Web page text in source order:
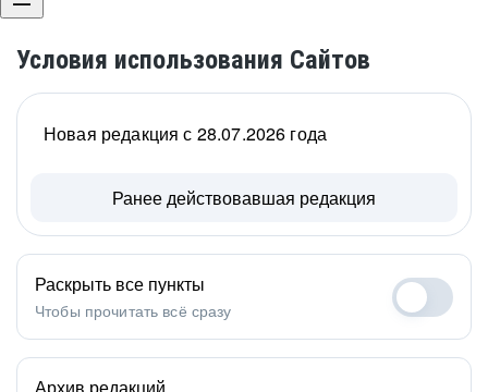
Условия использования Сайтов
Новая редакция с 28.07.2026 года
Ранее действовавшая редакция
Раскрыть все пункты
Чтобы прочитать всё сразу